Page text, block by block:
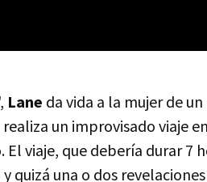
Lane da vida a la mujer de
realiza un improvisado viaje
El viaje, que debería durar 7
quizá una o dos